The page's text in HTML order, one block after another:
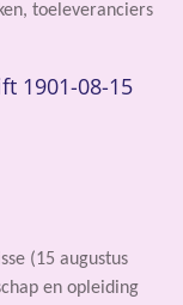
toeleveranciers
1901-08-15
(15 augustus
en opleiding